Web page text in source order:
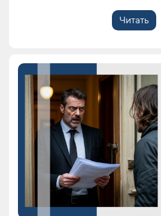
Читать